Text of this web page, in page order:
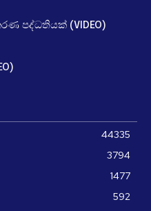
පද්ධතියක් (VIDEO)
44335
3794
1477
592